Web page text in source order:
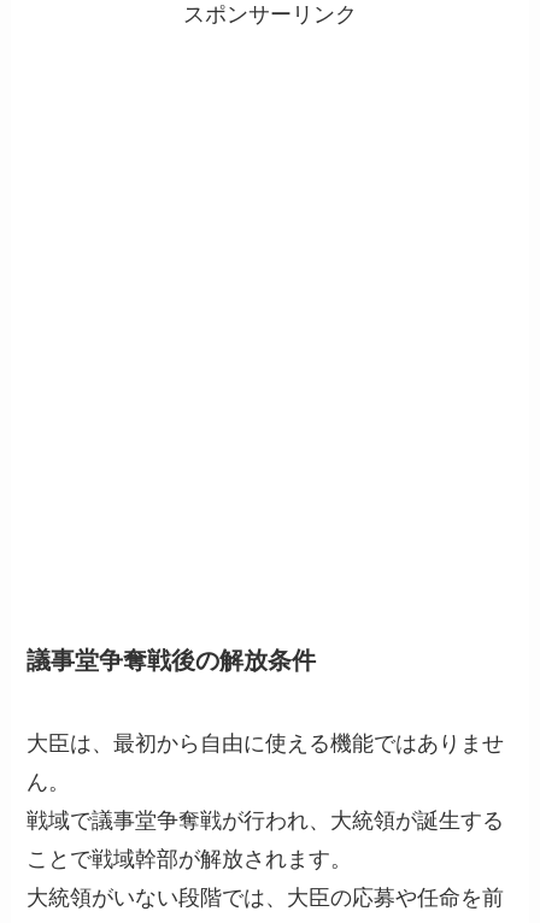
スポンサーリンク
議事堂争奪戦後の解放条件
大臣は、最初から自由に使える機能ではありませ
ん。
戦域で議事堂争奪戦が行われ、大統領が誕生する
ことで戦域幹部が解放されます。
大統領がいない段階では、大臣の応募や任命を前